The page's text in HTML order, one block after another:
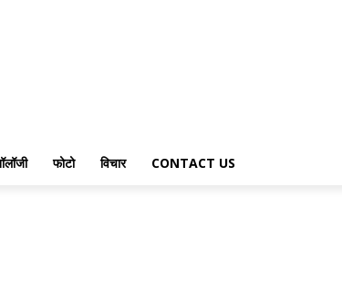
फोटो विचार CONTACT US